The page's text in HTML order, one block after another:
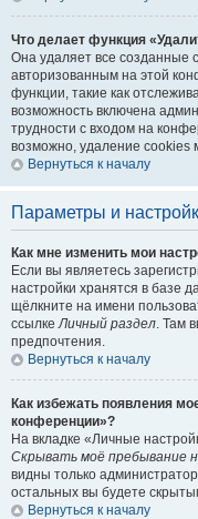
Что делает функция
Она удаляет все созданные
авторизованным на этой
функции, такие как
возможность включена
трудности с входом на
возможно, удаление cookies
Вернуться к началу
Параметры и
Как мне изменить мои
Если вы являетесь
настройки хранятся в базе
щёлкните на имени
ссылкеЛичный раздел. Там
предпочтения.
Вернуться к началу
Как избежать появления
конференции»?
На вкладке «Личные
Скрывать моё пребывание
видны только
остальных вы будете
Вернуться к началу